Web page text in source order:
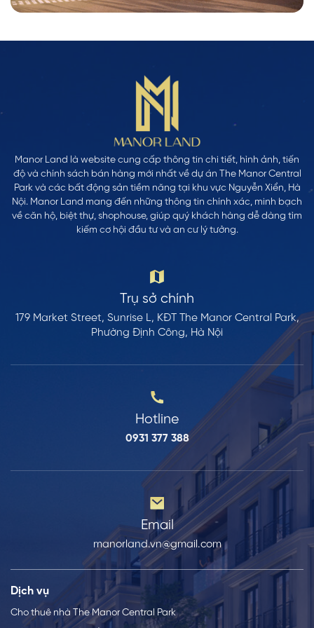
Manor Land là website cung cấp thông tin chi tiết, hình ảnh, tiến
độ và chính sách bán hàng mới nhất về dự án The Manor Central
Park và các bất động sản tiềm năng tại khu vực Nguyễn Xiển, Hà
Nội. Manor Land mang đến những thông tin chính xác, minh bạch
về căn hộ, biệt thự, shophouse, giúp quý khách hàng dễ dàng tìm
kiếm cơ hội đầu tư và an cư lý tưởng.
Trụ sở chính
179 Market Street, Sunrise L, KĐT The Manor Central Park,
Phường Định Công, Hà Nội
Hotline
0931 377 388
Email
manorland.vn@gmail.com
Dịch vụ
Cho thuê nhà The Manor Central Park